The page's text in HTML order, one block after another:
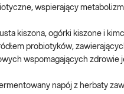
wspierający
kiszona, ogórki kiszone i
probiotyków,
wspomagających zdrowie
napój z herbaty